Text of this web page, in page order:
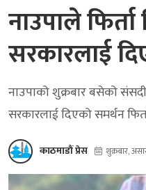
नाउपाले
सरकारलाई
नाउपाको शुक्रबार बसेको
सरकारलाई दिएको समर्थन
काठमाडौं प्रेस शुक्रबार,